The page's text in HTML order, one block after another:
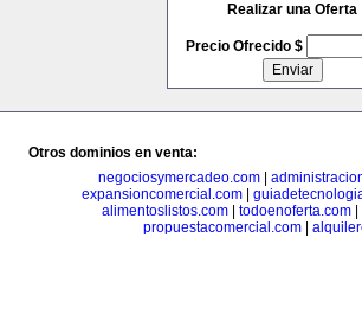
Realizar una Oferta
Precio Ofrecido $
Otros dominios en venta:
negociosymercadeo.com|
expansioncomercial.com|
alimentoslistos.com| todoenoferta.com|
propuestacomercial.com